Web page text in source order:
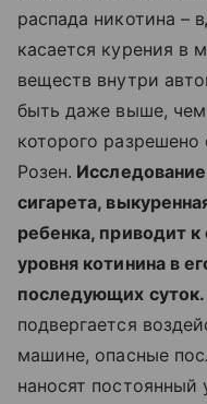
распада никотина –
касается курения в
веществ внутри
быть даже выше, чем
которого разрешено
Розен.
сигарета,
ребенка, приводит
уровня котинина в
последующих суток.
подвергается
машине, опасные
наносят